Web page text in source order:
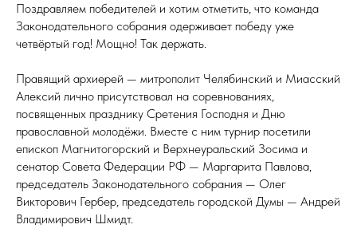
Поздравляем победителей и хотим отметить, что команда
Законодательного собрания одерживает победу уже
четвёртый год! Мощно! Так держать.
Правящий архиерей — митрополит Челябинский и Миасский
Алексий лично присутствовал на соревнованиях,
посвященных празднику Сретения Господня и Дню
православной молодёжи. Вместе с ним турнир посетили
епископ Магнитогорский и Верхнеуральский Зосима и
сенатор Совета Федерации РФ — Маргарита Павлова,
председатель Законодательного собрания — Олег
Викторович Гербер, председатель городской Думы — Андрей
Владимирович Шмидт.